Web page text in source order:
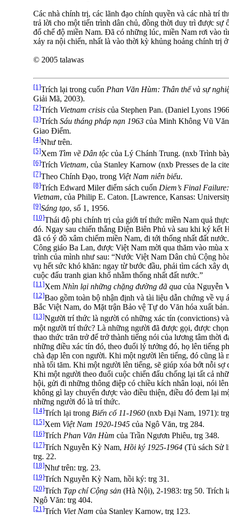
Các nhà chính trị, các lãnh đạo chính quyền và các nhà trí
trả lời cho một tiến trình dân chủ, đồng thời duy trì được sự
đổ chế độ miền Nam. Ðã có những lúc, miền Nam rơi vào
xảy ra nội chiến, nhất là vào thời kỳ khủng hoảng chính trị
© 2005 talawas
[1]Trích lại trong cuốn Phan Văn Hùm: Thân thế và sự
Giải Mã, 2003).
[2]Trích Vietnam crisis của Stephen Pan. (Daniel Lyons
[3]Trích Sáu tháng pháp nạn 1963 của Minh Không Vũ
Giao Ðiểm.
[4]Như trên.
[5]Xem Tìm về Dân tộc của Lý Chánh Trung. (nxb Trình
[6]Trích Vietnam, của Stanley Karnow (nxb Presses de la
[7]Theo Chính Ðạo, trong Việt Nam niên biểu.
[8]Trích Edward Miler điểm sách cuốn Diem’s Final
Vietnam, của Philip E. Caton. [Lawrence, Kansas:
[9]Sáng tạo, số 1, 1956.
[10]Thái độ phi chính trị của giới trí thức miền Nam quả
đó. Ngay sau chiến thắng Ðiện Biên Phủ và sau khi ký kết
đã có ý đồ xâm chiếm miền Nam, đi tới thống nhất đất
Công giáo Ba Lan, được Việt Nam mời qua thăm vào mùa
trình của mình như sau: “Nước Việt Nam Dân chủ Cộng
vụ hết sức khó khăn: ngay từ bước đầu, phải tìm cách xây
cuộc đấu tranh gian khổ nhằm thống nhất đất nước.”
[11]Xem Nhìn lại những chặng đường đã qua của Nguyễn
[12]Bao gồm toàn bộ nhận định và tài liệu dẫn chứng về vụ
Bắc Việt Nam, do Mặt trận Bảo vệ Tự do Văn hóa xuất bản.
[13]Người trí thức là người có những xác tín (convictions)
một người trí thức? Là những người đã được gọi, được
thao thức trăn trở để trở thành tiếng nói của lương tâm thời
những điều xác tín đó, theo đuổi lý tưởng đó, họ lên tiếng
chà đạp lên con người. Khi một người lên tiếng, đó cũng là
nhà tối tăm. Khi một người lên tiếng, sẽ giúp xóa bớt nỗi sợ
Khi một người theo đuổi cuộc chiến đấu chống lại tất cả
hội, gửi đi những thông điệp có chiều kích nhân loại, nói
không gì lay chuyển được vào điều thiện, điều đó đem lại
những người đó là trí thức.
[14]Trích lại trong Biến cố 11-1960 (nxb Ðại Nam, 1971):
[15]Xem Việt Nam 1920-1945 của Ngô Văn, trg 284.
[16]Trích Phan Văn Hùm của Trần Ngươn Phiêu, trg 348.
[17]Trích Nguyễn Kỳ Nam, Hồi ký 1925-1964 (Tủ sách Sử
trg. 22.
[18]Như trên: trg. 23.
[19]Trích Nguyễn Kỳ Nam, hồi ký: trg 31.
[20]Trích Tạp chí Cộng sản (Hà Nội), 2-1983: trg 50. Trích
Ngô Văn: trg 404.
[21]Trích Viet Nam của Stanley Karnow, trg 123.